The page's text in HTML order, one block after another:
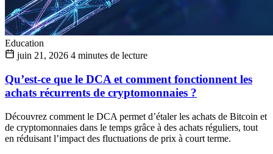
Education
juin 21, 2026 4 minutes de lecture
Qu’est-ce que le DCA et comment fonctionnent les
achats récurrents de cryptomonnaies ?
Découvrez comment le DCA permet d’étaler les achats de Bitcoin et
de cryptomonnaies dans le temps grâce à des achats réguliers, tout
en réduisant l’impact des fluctuations de prix à court terme.